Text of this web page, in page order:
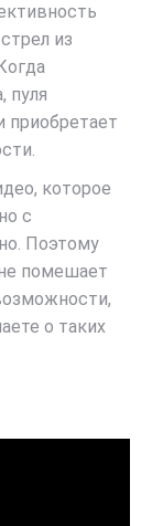
из
пуля
приобретает
которое
с
Поэтому
помешает
о таких